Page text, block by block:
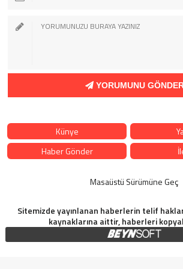
YORUMUNU
Künye
Haber Gönder
Masaüstü Sürümüne Geç
Sitemizde yayınlanan haberlerin telif
kaynaklarına aittir, haberleri